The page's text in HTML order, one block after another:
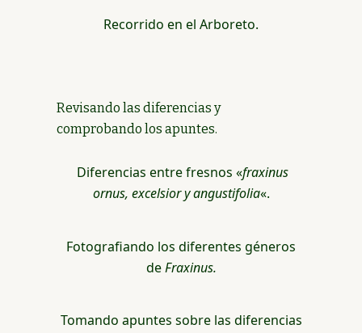
Recorrido en el Arboreto.
Revisando las diferencias y
comprobando los apuntes.
Diferencias entre fresnos «fraxinus
ornus, excelsior y angustifolia«.
Fotografiando los diferentes géneros
deFraxinus.
Tomando apuntes sobre las diferencias